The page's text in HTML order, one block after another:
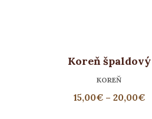
Koreň špaldový
KOREŇ
15,00€– 20,00€